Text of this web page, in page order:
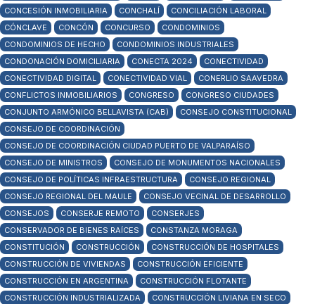
CONCESIÓN INMOBILIARIA
CONCHALÍ
CONCILIACIÓN LABORAL
CÓNCLAVE
CONCÓN CONCURSO
CONDOMINIOS
CONDOMINIOS DE HECHO
CONDOMINIOS INDUSTRIALES
CONDONACIÓN DOMICILIARIA
CONECTA 2024
CONECTIVIDAD
CONECTIVIDAD DIGITAL
CONECTIVIDAD VIAL
CONERLIO SAAVEDRA
CONFLICTOS INMOBILIARIOS
CONGRESO
CONGRESO CIUDADES
CONJUNTO ARMÓNICO BELLAVISTA (CAB)
CONSEJO CONSTITUCIONAL
CONSEJO DE COORDINACIÓN
CONSEJO DE COORDINACIÓN CIUDAD PUERTO DE VALPARAÍSO
CONSEJO DE MINISTROS
CONSEJO DE MONUMENTOS NACIONALES
CONSEJO DE POLÍTICAS INFRAESTRUCTURA
CONSEJO REGIONAL
CONSEJO REGIONAL DEL MAULE
CONSEJO VECINAL DE DESARROLLO
CONSEJOS
CONSERJE REMOTO
CONSERJES
CONSERVADOR DE BIENES RAÍCES
CONSTANZA MORAGA
CONSTITUCIÓN
CONSTRUCCIÓN
CONSTRUCCIÓN DE HOSPITALES
CONSTRUCCIÓN DE VIVIENDAS
CONSTRUCCIÓN EFICIENTE
CONSTRUCCIÓN EN ARGENTINA
CONSTRUCCIÓN FLOTANTE
CONSTRUCCIÓN INDUSTRIALIZADA
CONSTRUCCIÓN LIVIANA EN SECO